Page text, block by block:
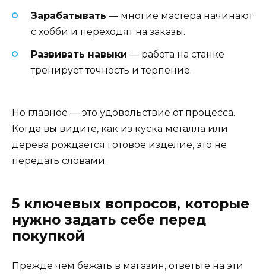
Зарабатывать — многие мастера начинают
с хобби и переходят на заказы.
Развивать навыки — работа на станке
тренирует точность и терпение.
Но главное — это удовольствие от процесса.
Когда вы видите, как из куска металла или
дерева рождается готовое изделие, это не
передать словами.
5 ключевых вопросов, которые
нужно задать себе перед
покупкой
Прежде чем бежать в магазин, ответьте на эти